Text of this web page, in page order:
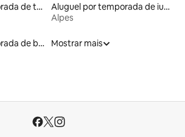
Aluguel por temporada de torres
Aluguel por temporada de iurtas
Alpes
Aluguel por temporada de barcos
Mostrar mais